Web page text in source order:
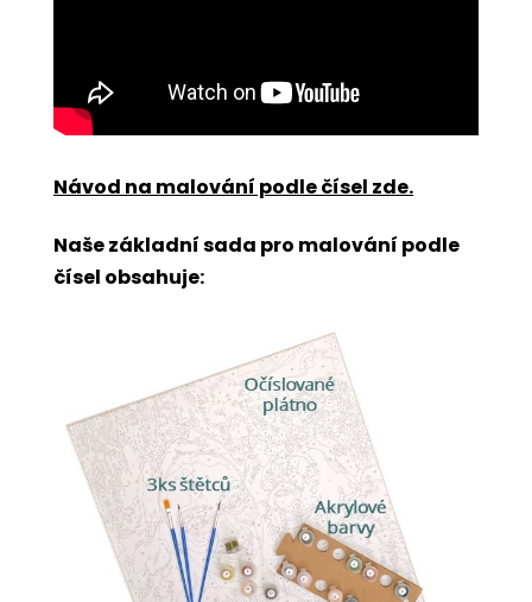
Návod na malování podle čísel zde.
Naše základní sada pro malování podle
čísel obsahuje: